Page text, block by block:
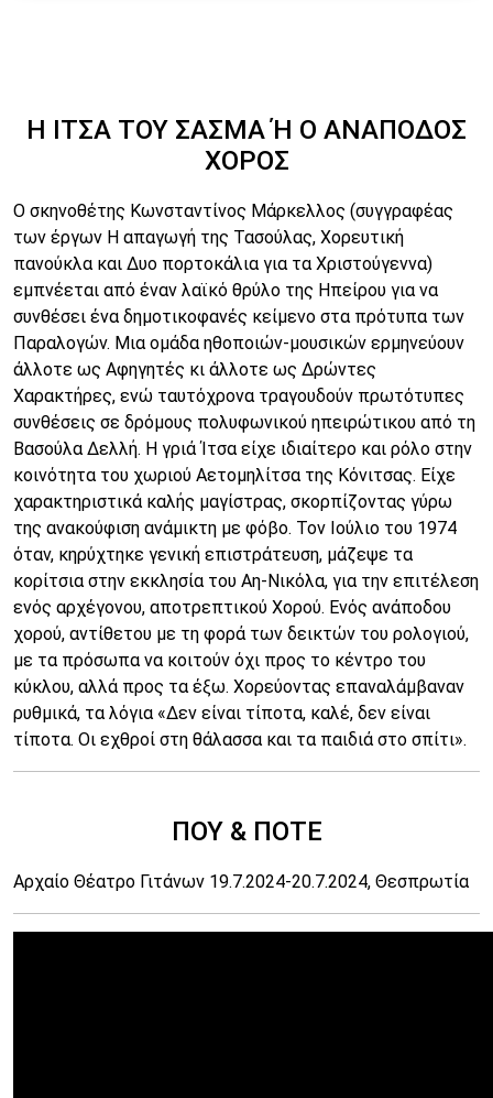
Η ΙΤΣΑ ΤΟΥ ΣΑΣΜΑ Ή Ο ΑΝΑΠΟΔΟΣ
ΧΟΡΟΣ
Ο σκηνοθέτης Κωνσταντίνος Μάρκελλος (συγγραφέας
των έργων Η απαγωγή της Τασούλας, Χορευτική
πανούκλα και Δυο πορτοκάλια για τα Χριστούγεννα)
εμπνέεται από έναν λαϊκό θρύλο της Ηπείρου για να
συνθέσει ένα δημοτικοφανές κείμενο στα πρότυπα των
Παραλογών. Μια ομάδα ηθοποιών-μουσικών ερμηνεύουν
άλλοτε ως Αφηγητές κι άλλοτε ως Δρώντες
Χαρακτήρες, ενώ ταυτόχρονα τραγουδούν πρωτότυπες
συνθέσεις σε δρόμους πολυφωνικού ηπειρώτικου από τη
Βασούλα Δελλή. Η γριά Ίτσα είχε ιδιαίτερο και ρόλο στην
κοινότητα του χωριού Αετομηλίτσα της Κόνιτσας. Είχε
χαρακτηριστικά καλής μαγίστρας, σκορπίζοντας γύρω
της ανακούφιση ανάμικτη με φόβο. Τον Ιούλιο του 1974
όταν, κηρύχτηκε γενική επιστράτευση, μάζεψε τα
κορίτσια στην εκκλησία του Αη-Νικόλα, για την επιτέλεση
ενός αρχέγονου, αποτρεπτικού Χορού. Ενός ανάποδου
χορού, αντίθετου με τη φορά των δεικτών του ρολογιού,
με τα πρόσωπα να κοιτούν όχι προς το κέντρο του
κύκλου, αλλά προς τα έξω. Χορεύοντας επαναλάμβαναν
ρυθμικά, τα λόγια «Δεν είναι τίποτα, καλέ, δεν είναι
τίποτα. Οι εχθροί στη θάλασσα και τα παιδιά στο σπίτι».
ΠΟΥ & ΠΟΤΕ
Αρχαίο Θέατρο Γιτάνων 19.7.2024-20.7.2024, Θεσπρωτία